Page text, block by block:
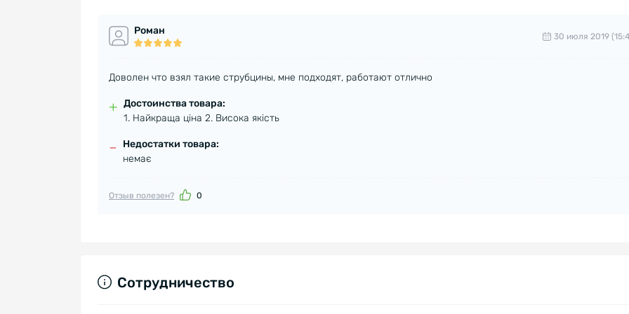
Роман 30 июля 2019
Доволен что взял такие струбцины, мне подходят, работают отлично
+ Достоинства товара:
1. Найкраща ціна 2. Висока якість
–
Недостатки товара:
немає
Отзыв полезен? 0
Сотрудничество